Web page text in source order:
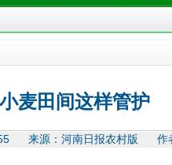
麦田间这样管护
来源：河南日报农村版